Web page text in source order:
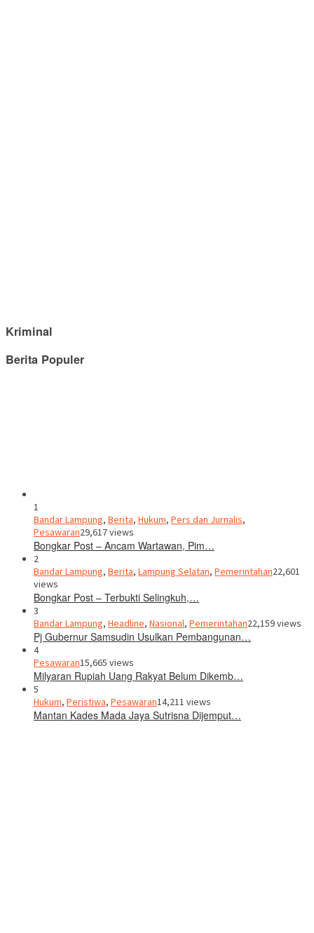
Kriminal
Berita Populer
1
Bandar Lampung, Berita, Hukum, Pers dan Jurnalis,
Pesawaran29,617 views
Bongkar Post – Ancam Wartawan, Pim…
2
Bandar Lampung, Berita, Lampung Selatan, Pemerintahan22,601
views
Bongkar Post – Terbukti Selingkuh,…
3
Bandar Lampung, Headline, Nasional, Pemerintahan22,159 views
Pj Gubernur Samsudin Usulkan Pembangunan…
4
Pesawaran15,665 views
Milyaran Rupiah Uang Rakyat Belum Dikemb…
5
Hukum, Peristiwa, Pesawaran14,211 views
Mantan Kades Mada Jaya Sutrisna Dijemput…